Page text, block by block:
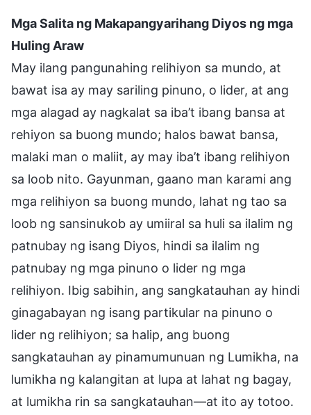
Mga Salita ng Makapangyarihang Diyos ng mga
Huling Araw
May ilang pangunahing relihiyon sa mundo, at
bawat isa ay may sariling pinuno, o lider, at ang
mga alagad ay nagkalat sa iba’t ibang bansa at
rehiyon sa buong mundo; halos bawat bansa,
malaki man o maliit, ay may iba’t ibang relihiyon
sa loob nito. Gayunman, gaano man karami ang
mga relihiyon sa buong mundo, lahat ng tao sa
loob ng sansinukob ay umiiral sa huli sa ilalim ng
patnubay ng isang Diyos, hindi sa ilalim ng
patnubay ng mga pinuno o lider ng mga
relihiyon. Ibig sabihin, ang sangkatauhan ay hindi
ginagabayan ng isang partikular na pinuno o
lider ng relihiyon; sa halip, ang buong
sangkatauhan ay pinamumunuan ng Lumikha, na
lumikha ng kalangitan at lupa at lahat ng bagay,
at lumikha rin sa sangkatauhan—at ito ay totoo.